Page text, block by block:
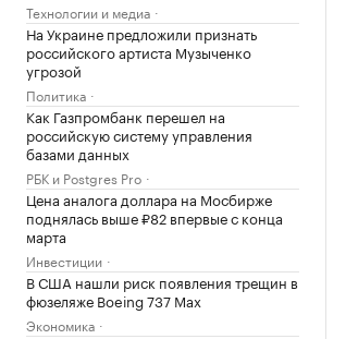
Технологии и медиа
На Украине предложили признать
российского артиста Музыченко
угрозой
Политика
Как Газпромбанк перешел на
российскую систему управления
базами данных
РБК и Postgres Pro
Цена аналога доллара на Мосбирже
поднялась выше ₽82 впервые с конца
марта
Инвестиции
В США нашли риск появления трещин в
фюзеляже Boeing 737 Max
Экономика